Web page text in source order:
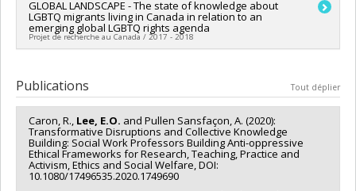
Chercheur principal : Sean B. Rourke
Co-chercheurs : Edward Ou Jin Lee
Sources de financement :IRSC/Instituts de recherche en
santé du Canada
GLOBAL LANDSCAPE - The state of knowledge about
LGBTQ migrants living in Canada in relation to an
emerging global LGBTQ rights agenda
Projet de recherche au Canada / 2017 - 2018
Co-chercheurs :
Patricia Hafford-
Letchfield
Sources de financement :CRSH/Conseil de recherches en
sciences humaines du Canada
Programmes de subvention :PVXXXXXX-Subventions de
synthèse des connaissances
Publications Tout déplier
Caron, R., Lee, E.O. and Pullen Sansfaçon, A. (2020):
Transformative Disruptions and Collective Knowledge
Building: Social Work Professors Building Anti-oppressive
Ethical Frameworks for Research, Teaching, Practice and
Activism, Ethics and Social Welfare, DOI:
10.1080/17496535.2020.1749690